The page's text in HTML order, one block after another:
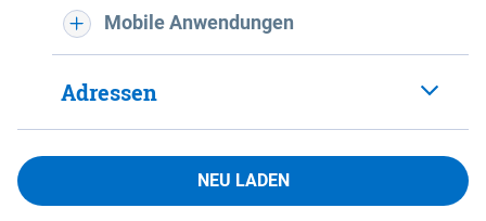
Mobile Anwendungen
Adressen
NEU LADEN